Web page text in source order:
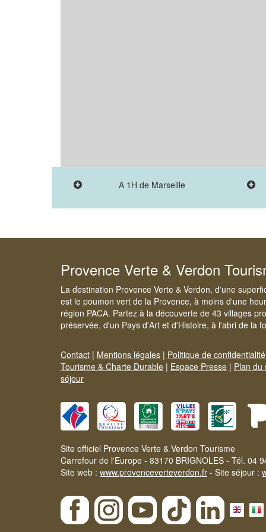
A 1H de Marseille
Provence Verte & Verdon
La destination Provence Verte & Verdon, d'une
est le poumon vert de la Provence, à moins d'une
région PACA. Partez à la découverte de 43 villages
préservée, d'un Pays d'Art et d'Histoire, à l'abri de la
Contact | Mentions légales | Politique de confidentialité
Tourisme & Charte Durable | Espace Presse | Plan du
séjour
Site officiel Provence Verte & Verdon Tourisme
Carrefour de l'Europe - 83170 BRIGNOLES - Tél. 04
Site web : www.provenceverteverdon.fr - Site séjour :